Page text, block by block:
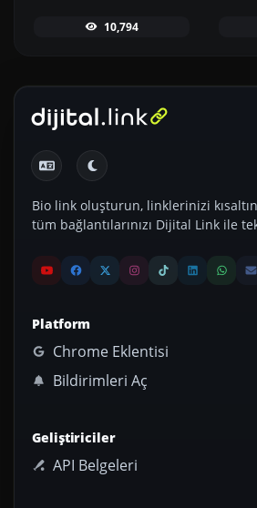
10,794
Bio link oluşturun, linklerinizi
tüm bağlantılarınızı Dijital Link ile
Platform
Chrome Eklentisi
Bildirimleri Aç
Geliştiriciler
API Belgeleri